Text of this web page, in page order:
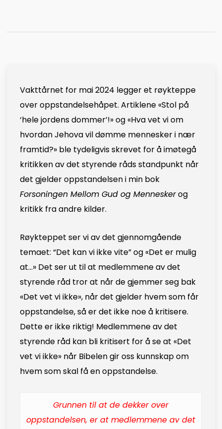
Vakttårnet for mai 2024 legger et røykteppe
over oppstandelsehåpet. Artiklene «Stol på
‘hele jordens dommer’!» og «Hva vet vi om
hvordan Jehova vil dømme mennesker i nær
framtid?» ble tydeligvis skrevet for å imøtegå
kritikken av det styrende råds standpunkt når
det gjelder oppstandelsen i min bok
Forsoningen Mellom Gud og Menneskerog
kritikk fra andre kilder.
Røykteppet ser vi av det gjennomgående
temaet: “Det kan vi ikke vite” og «Det er mulig
at…» Det ser ut til at medlemmene av det
styrende råd tror at når de gjemmer seg bak
«Det vet vi ikke», når det gjelder hvem som får
oppstandelse, så er det ikke noe å kritisere.
Dette er ikke riktig! Medlemmene av det
styrende råd kan bli kritisert for å se at «Det
vet vi ikke» når Bibelen gir oss kunnskap om
hvem som skal få en oppstandelse.
Grunnen til at de dekker over
oppstandelsen, er at medlemmene av det